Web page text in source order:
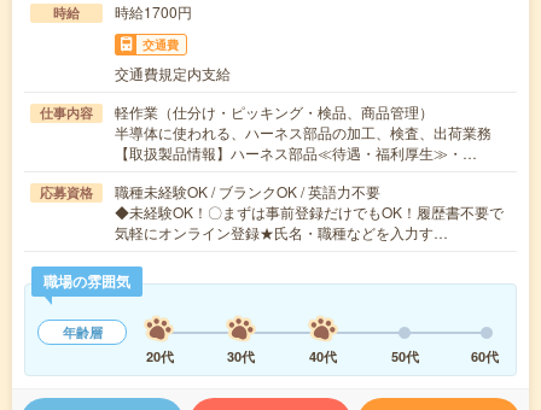
時給 時給1700円
交通費
交通費規定内支給
仕事内容
軽作業（仕分け・ピッキング・検品、商品管理）
半導体に使われる、ハーネス部品の加工、検査、出荷業務
【取扱製品情報】ハーネス部品≪待遇・福利厚生≫・…
応募資格
職種未経験OK / ブランクOK / 英語力不要
◆未経験OK！〇まずは事前登録だけでもOK！履歴書不要で
気軽にオンライン登録★氏名・職種などを入力す…
職場の雰囲気
年齢層
20代
30代 40代 50代 60代